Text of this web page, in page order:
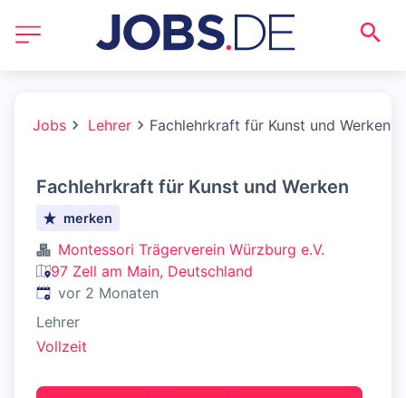
Jobs Lehrer Fachlehrkraft für Kunst und Werken
Fachlehrkraft für Kunst und Werken
merken
Montessori Trägerverein Würzburg e.V.
97 Zell am Main, Deutschland
Veröffentlicht:
vor 2 Monaten
Lehrer
Vollzeit